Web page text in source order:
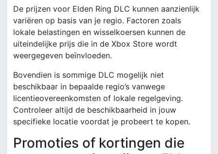
De prijzen voor Elden Ring DLC kunnen aanzienlijk
variëren op basis van je regio. Factoren zoals
lokale belastingen en wisselkoersen kunnen de
uiteindelijke prijs die in de Xbox Store wordt
weergegeven beïnvloeden.
Bovendien is sommige DLC mogelijk niet
beschikbaar in bepaalde regio’s vanwege
licentieovereenkomsten of lokale regelgeving.
Controleer altijd de beschikbaarheid in jouw
specifieke locatie voordat je probeert te kopen.
Promoties of kortingen die